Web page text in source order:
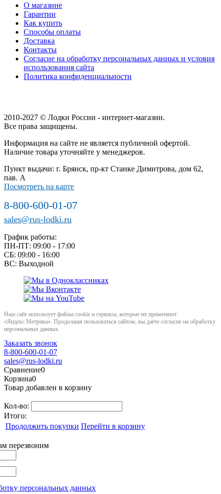
О магазине
Гарантии
Как купить
Способы оплаты
Доставка
Контакты
Согласие на обработку персональных данных и условия
использования сайта
Политика конфиденциальности
2010-2027 © Лодки России - интернет-магазин.
Все права защищены.
Информация на сайте не является публичной офертой.
Наличие товара уточняйте у менеджеров.
Пункт выдачи: г. Брянск, пр-кт Станке Димитрова, дом 62,
пав. А
Посмотреть на карте
8-800-600-01-07
sales@rus-lodki.ru
График работы:
ПН-ПТ: 09:00 - 17:00
СБ: 09:00 - 16:00
ВС: Выходной
Наш сайт использует файлы cookie и сервисы, которые их применяют:
«Яндекс.Метрика». Продолжая пользоваться сайтом, вы даёте согласие на обработку
персональных данных.
Заказать звонок
8-800-600-01-07
sales@rus-lodki.ru
Сравнение0
Корзина0
Товар добавлен в корзину
Кол-во:
Итого:
Продолжить покупки Перейти в корзину
перезвоним
персональных данных